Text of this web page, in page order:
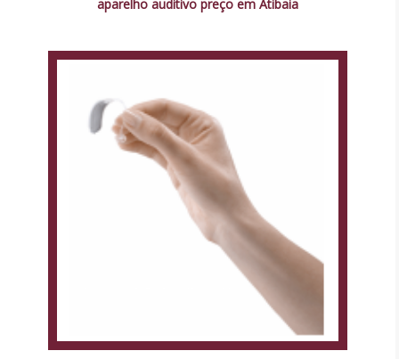
aparelho auditivo preço em Atibaia